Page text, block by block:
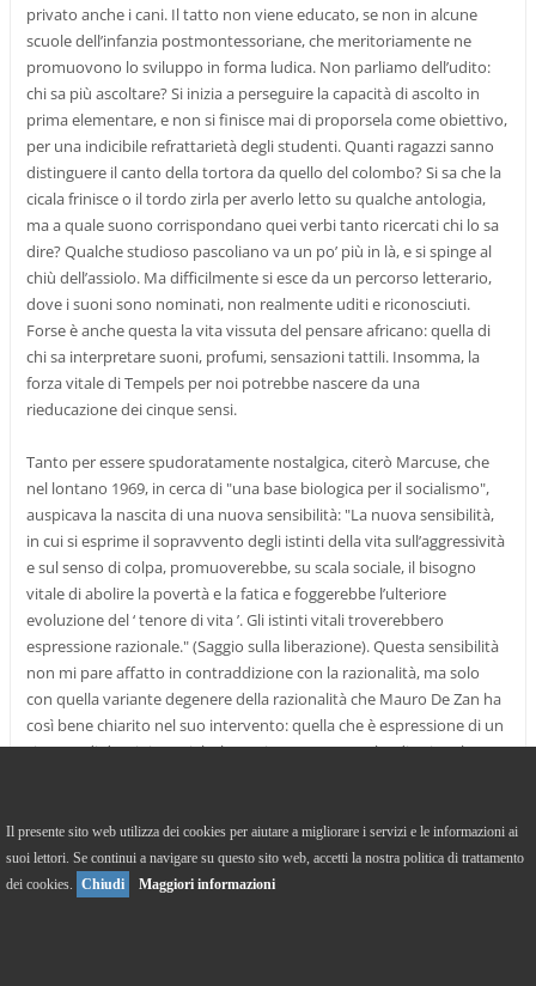
privato anche i cani. Il tatto non viene educato, se non in alcune
scuole dell’infanzia postmontessoriane, che meritoriamente ne
promuovono lo sviluppo in forma ludica. Non parliamo dell’udito:
chi sa più ascoltare? Si inizia a perseguire la capacità di ascolto in
prima elementare, e non si finisce mai di proporsela come obiettivo,
per una indicibile refrattarietà degli studenti. Quanti ragazzi sanno
distinguere il canto della tortora da quello del colombo? Si sa che la
cicala frinisce o il tordo zirla per averlo letto su qualche antologia,
ma a quale suono corrispondano quei verbi tanto ricercati chi lo sa
dire? Qualche studioso pascoliano va un po’ più in là, e si spinge al
chiù dell’assiolo. Ma difficilmente si esce da un percorso letterario,
dove i suoni sono nominati, non realmente uditi e riconosciuti.
Forse è anche questa la vita vissuta del pensare africano: quella di
chi sa interpretare suoni, profumi, sensazioni tattili. Insomma, la
forza vitale di Tempels per noi potrebbe nascere da una
rieducazione dei cinque sensi.
Tanto per essere spudoratamente nostalgica, citerò Marcuse, che
nel lontano 1969, in cerca di "una base biologica per il socialismo",
auspicava la nascita di una nuova sensibilità: "La nuova sensibilità,
in cui si esprime il sopravvento degli istinti della vita sull’aggressività
e sul senso di colpa, promuoverebbe, su scala sociale, il bisogno
vitale di abolire la povertà e la fatica e foggerebbe l’ulteriore
evoluzione del ‘ tenore di vita ’. Gli istinti vitali troverebbero
espressione razionale." (Saggio sulla liberazione). Questa sensibilità
non mi pare affatto in contraddizione con la razionalità, ma solo
con quella variante degenere della razionalità che Mauro De Zan ha
così bene chiarito nel suo intervento: quella che è espressione di un
sistema di dominio sociale, la "ragione strumentale" di cui parla
rinunciare ai vantaggi della ragione: la dialettica dell’illuminismo non
è un buon motivo per mandare disperse le conquiste della filosofia
illuministica (v. dibattito su Mori e bioetica).
Il presente sito web utilizza dei cookies per aiutare a migliorare i servizi e le informazioni ai
suoi lettori. Se continui a navigare su questo sito web, accetti la nostra politica di trattamento
dei cookies. Chiudi Maggiori informazioni